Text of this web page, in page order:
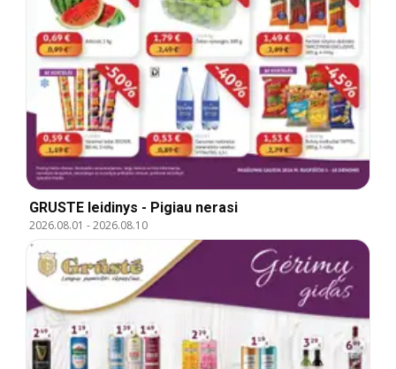
GRUSTE leidinys - Pigiau nerasi
2026.08.01 -2026.08.10